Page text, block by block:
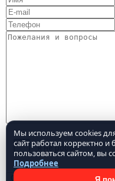
Мы используем cookies
сайт работал корректно
пользоваться сайтом, вы
Подробнее